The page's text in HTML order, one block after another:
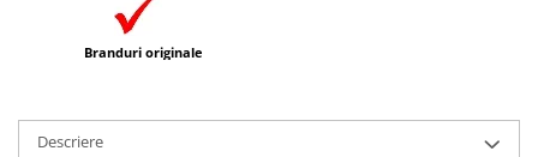
Branduri originale
Descriere